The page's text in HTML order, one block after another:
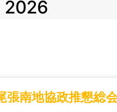
2026
張南地協政推懇総